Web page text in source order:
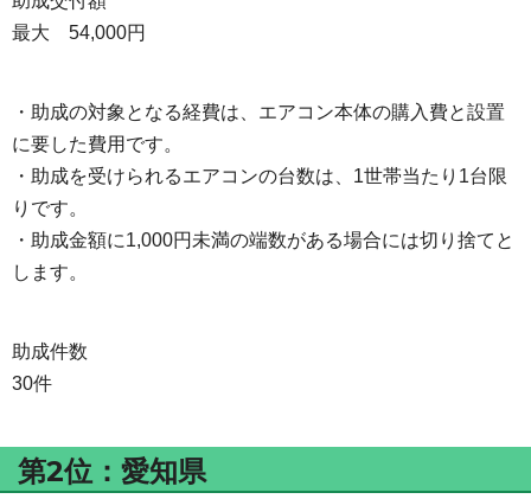
最大 54,000円
・助成の対象となる経費は、エアコン本体の購入費と設置
に要した費用です。
・助成を受けられるエアコンの台数は、1世帯当たり1台限
りです。
・助成金額に1,000円未満の端数がある場合には切り捨てと
します。
助成件数
30件
第2位：愛知県